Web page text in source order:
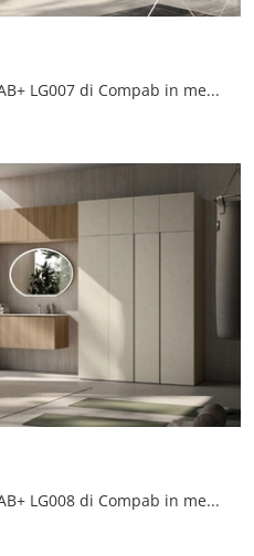
Il modello Mobile da Bagno AB+ LG007 di Compab in melaminico fa parte della vasta serie di mobili per la stanza da bagno dell'azienda, sempre di ...
Il modello Mobile da Bagno AB+ LG008 di Compab in melaminico qui presentato impreziosisce il locale nel segno di creatività e design, con estrema ...